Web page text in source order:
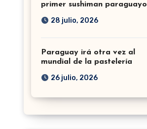
primer sushiman paraguayo
28 julio, 2026
Paraguay irá otra vez al
mundial de la pastelería
26 julio, 2026